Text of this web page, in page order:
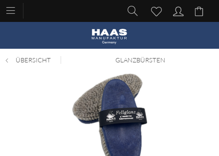
ÜBERSICHT GLANZBÜRSTEN